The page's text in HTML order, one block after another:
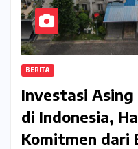
BERITA
Investasi Asing
di Indonesia,
Komitmen dari